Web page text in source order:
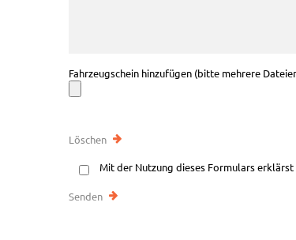
Fahrzeugschein hinzufügen (bitte mehrere
Mit der Nutzung dieses Formulars